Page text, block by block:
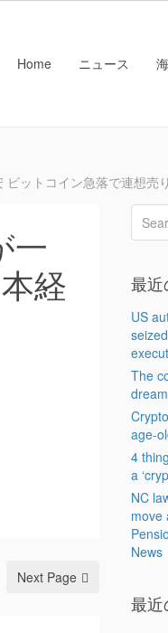
Home ニュース
ットコイン急落で連想売
一
経
Next Page
最近
US
The
age-
4
a
NC
move
News
最近